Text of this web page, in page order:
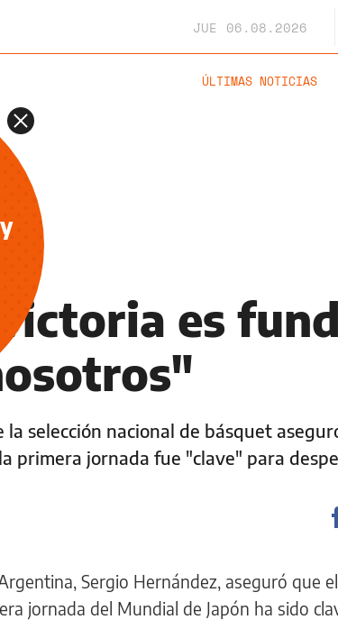
JUE 06.08.2026
ÚLTIMAS NOTICIAS
victoria es
la selección nacional de básquet
primera jornada fue "clave" para
Sergio Hernández, aseguró que
jornada del Mundial de Japón ha sido